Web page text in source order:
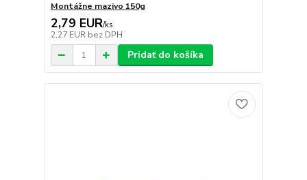
Montážne mazivo 150g
2,79 EUR/ks
2,27 EUR bez DPH
Pridať do košíka